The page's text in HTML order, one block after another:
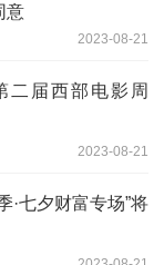
意
2023-08-21
二届西部电影周
2023-08-21
·七夕财富专场”将